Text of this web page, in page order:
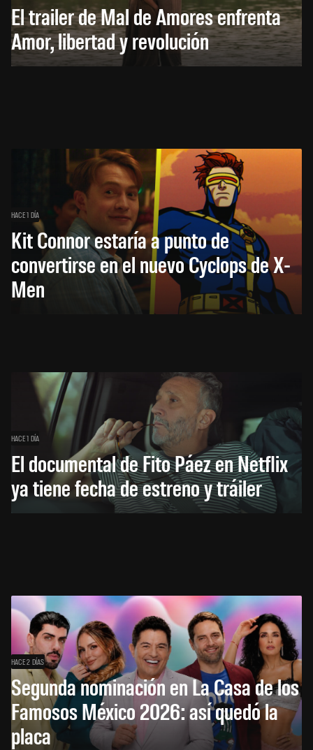
El trailer de Mal de Amores enfrenta
Amor, libertad y revolución
HACE 1 DÍA
Kit Connor estaría a punto de
convertirse en el nuevo Cyclops de X-
Men
HACE 1 DÍA
El documental de Fito Páez en Netflix
ya tiene fecha de estreno y tráiler
HACE 2 DÍAS
Segunda nominación en La Casa de los
Famosos México 2026: así quedó la
placa